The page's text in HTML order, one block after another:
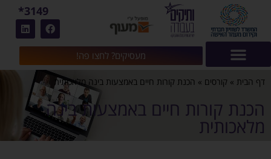
מעסיקים? לחצו פה!
3149*
דף הבית » קורסים » הכנת קורות חיים באמצעות בינה מלאכותית
הכנת קורות חיים באמצעות בינה
מלאכותית